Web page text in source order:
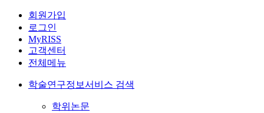
회원가입
로그인
MyRISS
고객센터
전체메뉴
학술연구정보서비스 검색
학위논문